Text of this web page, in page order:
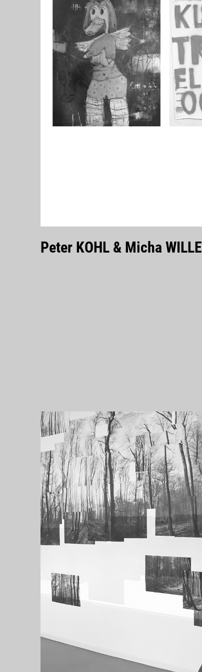
Peter KOHL & Micha WILLE